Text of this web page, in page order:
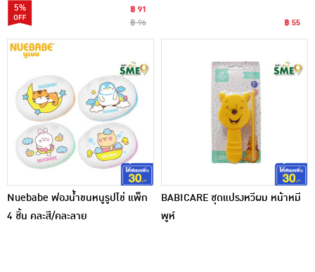
5%
฿ 91
฿ 96
฿ 55
Nuebabe ฟองน้ำขนหนูรูปไข่ แพ็ก
4 ชิ้น คละสี/คละลาย
BABICARE ชุดแปรงหวีผม หน้าหมี
พูห์